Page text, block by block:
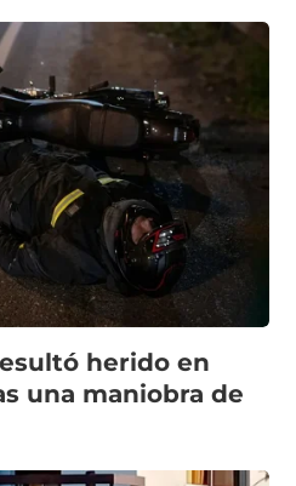
herido en
una maniobra de